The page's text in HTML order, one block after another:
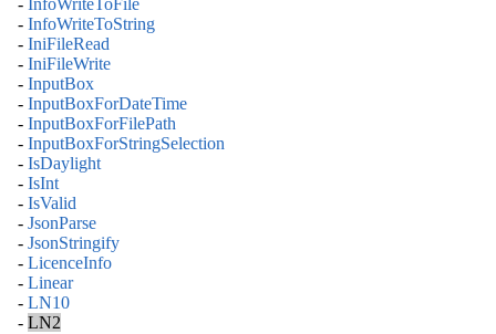
- InfoWriteToFile
- InfoWriteToString
- IniFileRead
- IniFileWrite
- InputBox
- InputBoxForDateTime
- InputBoxForFilePath
- InputBoxForStringSelection
- IsDaylight
- IsInt
- IsValid
- JsonParse
- JsonStringify
- LicenceInfo
- Linear
- LN10
- LN2